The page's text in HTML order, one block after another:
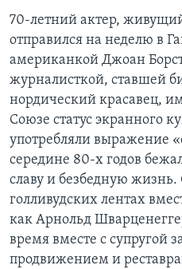
70-летний актер,
отправился на неделю в
американкой Джоан
журналисткой, ставшей
нордический красавец,
Союзе статус экранного
употребляли выражение
середине 80-х годов
славу и безбедную
голливудских лентах
как Арнольд
время вместе с супругой
продвижением и